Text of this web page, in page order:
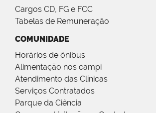
Cargos CD, FG e FCC
Tabelas de Remuneração
COMUNIDADE
Horários de ônibus
Alimentação nos campi
Atendimento das Clínicas
Serviços Contratados
Parque da Ciência